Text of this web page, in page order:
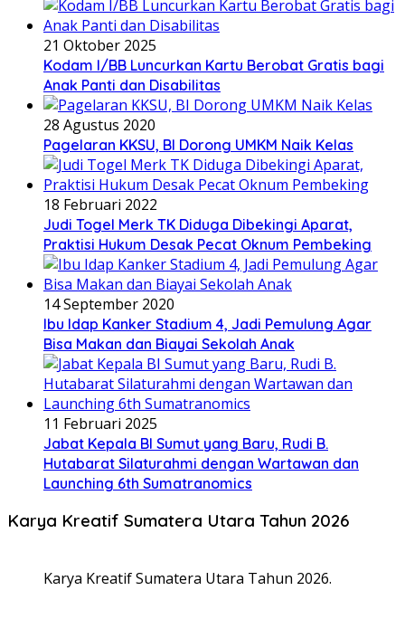
21 Oktober 2025
Kodam I/BB Luncurkan Kartu Berobat Gratis bagi
Anak Panti dan Disabilitas
28 Agustus 2020
Pagelaran KKSU, BI Dorong UMKM Naik Kelas
18 Februari 2022
Judi Togel Merk TK Diduga Dibekingi Aparat,
Praktisi Hukum Desak Pecat Oknum Pembeking
14 September 2020
Ibu Idap Kanker Stadium 4, Jadi Pemulung Agar
Bisa Makan dan Biayai Sekolah Anak
11 Februari 2025
Jabat Kepala BI Sumut yang Baru, Rudi B.
Hutabarat Silaturahmi dengan Wartawan dan
Launching 6th Sumatranomics
Karya Kreatif Sumatera Utara Tahun 2026
Karya Kreatif Sumatera Utara Tahun 2026.